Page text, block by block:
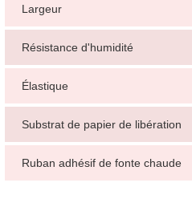
Largeur
Résistance d'humidité
Élastique
Substrat de papier de libération
Ruban adhésif de fonte chaude